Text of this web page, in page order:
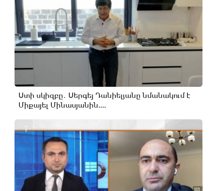
Ստի սկիզբը․ Սերգեյ Դանիելյանը նմանակում է
Միքայել Մինասյանին....